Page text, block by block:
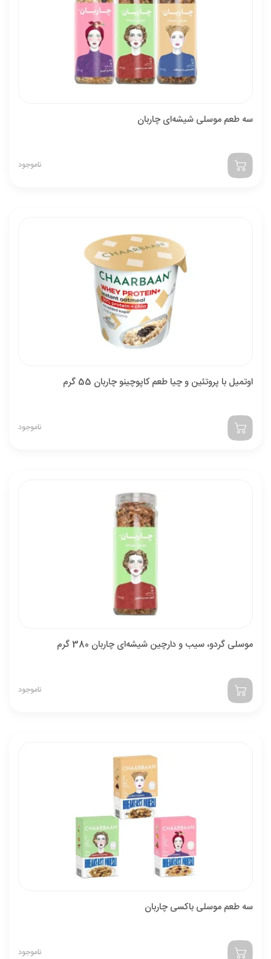
سه طعم موسلی شیشه‌ای چاربان
ناموجود
اوتمیل با پروتئین و چیا طعم کاپوچینو چاربان 55 گرم
ناموجود
موسلی گردو، سیب و دارچین شیشه‌ای چاربان 380 گرم
ناموجود
سه طعم موسلی باکسی چاربان
ناموجود